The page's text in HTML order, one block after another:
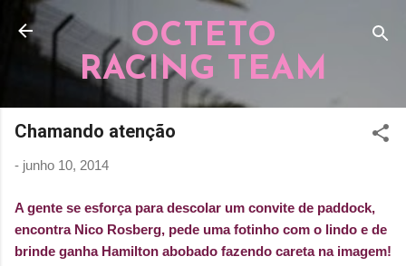
Pular para o conteúdo principal
OCTETO
RACING TEAM
Chamando atenção
- junho 10, 2014
A gente se esforça para descolar um convite de paddock,
encontra Nico Rosberg, pede uma fotinho com o lindo e de
brinde ganha Hamilton abobado fazendo careta na imagem!